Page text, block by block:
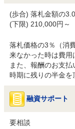
(歩合) 落札金額の
(下限) 210,000円～
落札価格の3％（消
来なかった時は費用
また、報酬のお支
時期に残りの半金を
融資サポート
要相談